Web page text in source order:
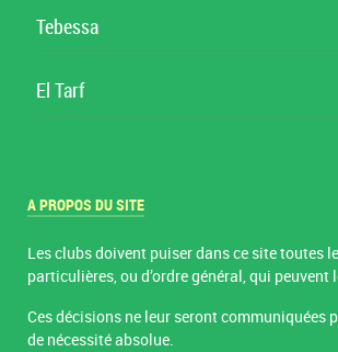
Tebessa
El Tarf
A PROPOS DU SITE
Les clubs doivent puiser dans ce site toutes
particulières, ou d’ordre général, qui peuvent
Ces décisions ne leur seront communiquées
de nécessité absolue.